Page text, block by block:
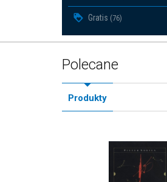
Gratis (76)
Polecane
Produkty